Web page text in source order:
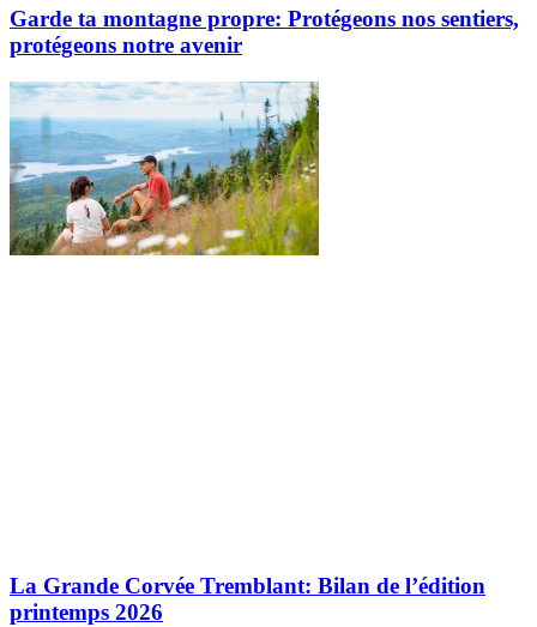
Garde ta montagne propre: Protégeons nos sentiers,
protégeons notre avenir
La Grande Corvée Tremblant: Bilan de l’édition
printemps 2026